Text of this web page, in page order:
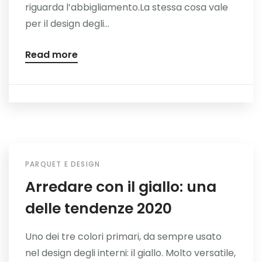
riguarda l’abbigliamento.La stessa cosa vale
per il design degli...
Read more
PARQUET E DESIGN
Arredare con il giallo: una
delle tendenze 2020
Uno dei tre colori primari, da sempre usato
nel design degli interni: il giallo. Molto versatile,